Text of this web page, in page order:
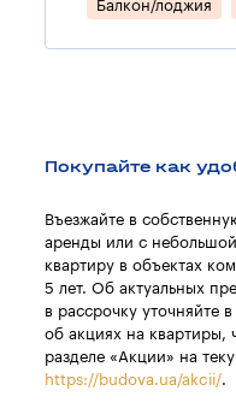
Балкон/лоджия
Покупайте как
Въезжайте в
аренды или с
квартиру в объектах
5 лет. Об актуальных
в рассрочку уточняйте
об акциях на квартиры,
разделе «Акции» на
https://budova.ua/akcii/.